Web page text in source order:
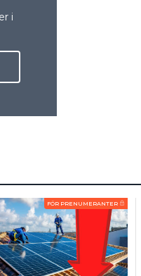
i
FÖR PRENUMERANTER